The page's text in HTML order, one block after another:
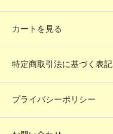
カートを見る
特定商取引法に基づく表記
プライバシーポリシー